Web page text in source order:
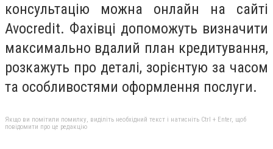
консультацію можна онлайн на сайті
Avocredit. Фахівці допоможуть визначити
максимально вдалий план кредитування,
розкажуть про деталі, зорієнтую за часом
та особливостями оформлення послуги.
Якщо ви помітили помилку, виділіть необхідний текст і натисніть Ctrl + Enter, щоб
повідомити про це редакцію